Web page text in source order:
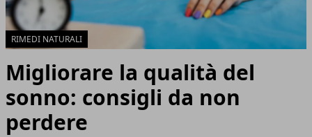
RIMEDI NATURALI
Migliorare la qualità del
sonno: consigli da non
perdere